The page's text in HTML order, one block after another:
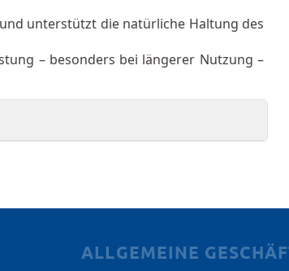
unterstützt die natürliche Haltung des
– besonders bei längerer Nutzung –
ALLGEMEINE